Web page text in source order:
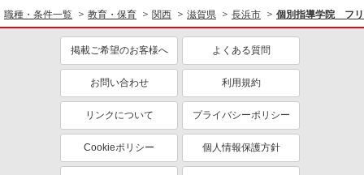
職種・条件一覧 教育・保育 関西 滋賀県 長浜市 個別指導学院 フ
掲載ご希望のお客様へ よくある質問
お問い合わせ 利用規約
リンクについて プライバシーポリシー
Cookieポリシー 個人情報保護方針